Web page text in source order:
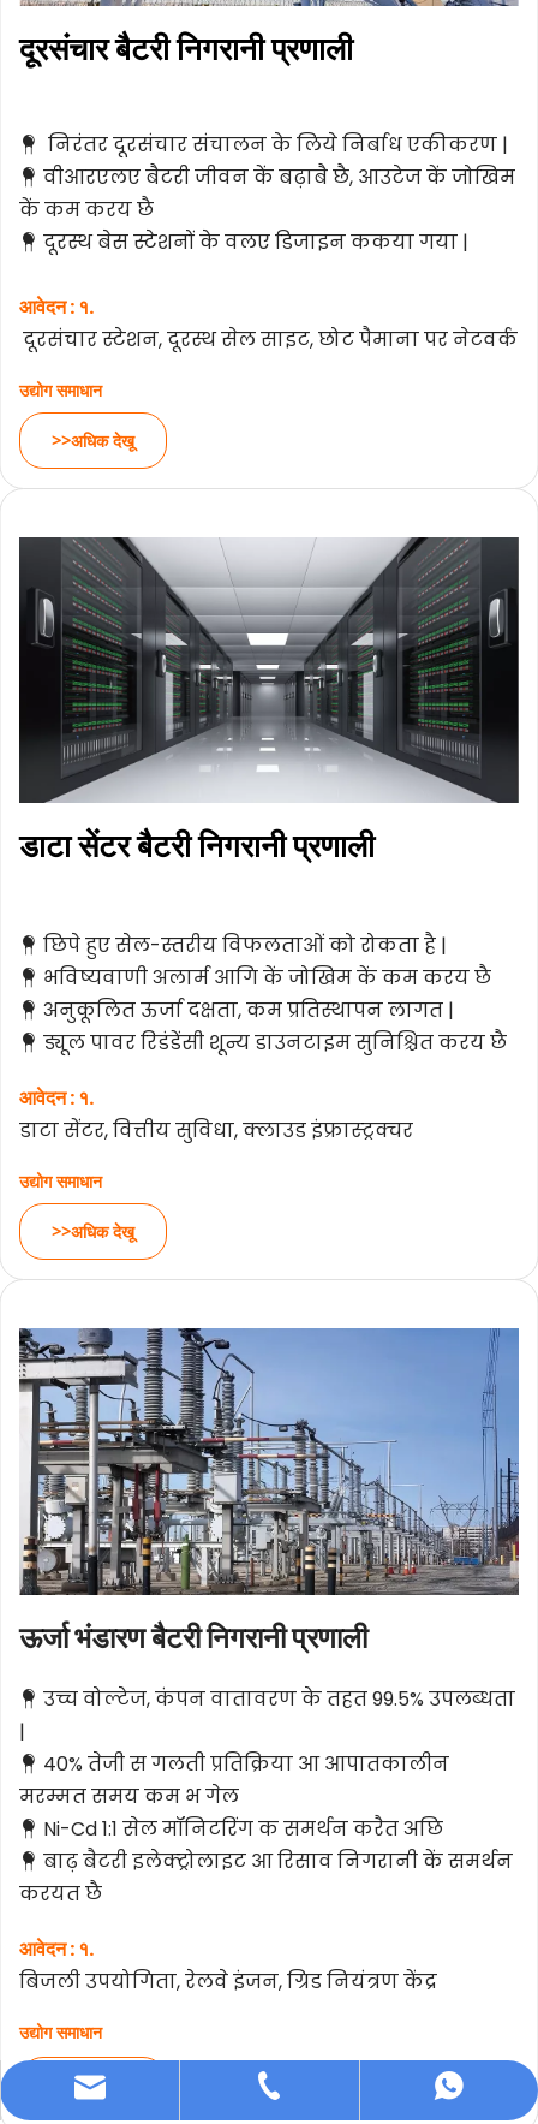
दूरसंचार बैटरी निगरानी प्रणाली
 निरंतर दूरसंचार संचालन के लिये निर्बाध एकीकरण |
 वीआरएलए बैटरी जीवन कें बढ़ाबै छै, आउटेज कें जोखिम
कें कम करय छै
 दूरस्थ बेस स्टेशनों के वलए डिजाइन ककया गया |
आवेदन : १.
दूरसंचार स्टेशन, दूरस्थ सेल साइट, छोट पैमाना पर नेटवर्क
उद्योग समाधान
>>अधिक देखू
डाटा सेंटर बैटरी निगरानी प्रणाली
 छिपे हुए सेल-स्तरीय विफलताओं को रोकता है |
 भविष्यवाणी अलार्म आगि कें जोखिम कें कम करय छै
 अनुकूलित ऊर्जा दक्षता, कम प्रतिस्थापन लागत |
 ड्यूल पावर रिडंडेंसी शून्य डाउनटाइम सुनिश्चित करय छै
आवेदन : १.
डाटा सेंटर, वित्तीय सुविधा, क्लाउड इंफ्रास्ट्रक्चर
उद्योग समाधान
>>अधिक देखू
ऊर्जा भंडारण बैटरी निगरानी प्रणाली
 उच्च वोल्टेज, कंपन वातावरण के तहत 99.5% उपलब्धता
|
 40% तेजी स गलती प्रतिक्रिया आ आपातकालीन
मरम्मत समय कम भ गेल
 Ni-Cd 1:1 सेल मॉनिटरिंग क समर्थन करैत अछि
 बाढ़ बैटरी इलेक्ट्रोलाइट आ रिसाव निगरानी कें समर्थन
करयत छै
आवेदन : १.
बिजली उपयोगिता, रेलवे इंजन, ग्रिड नियंत्रण केंद्र
उद्योग समाधान
>>अधिक देखू info@dfuntech.com
+86-756-6123188
+86 15919182362 पर